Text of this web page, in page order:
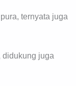
ternyata juga
didukung juga